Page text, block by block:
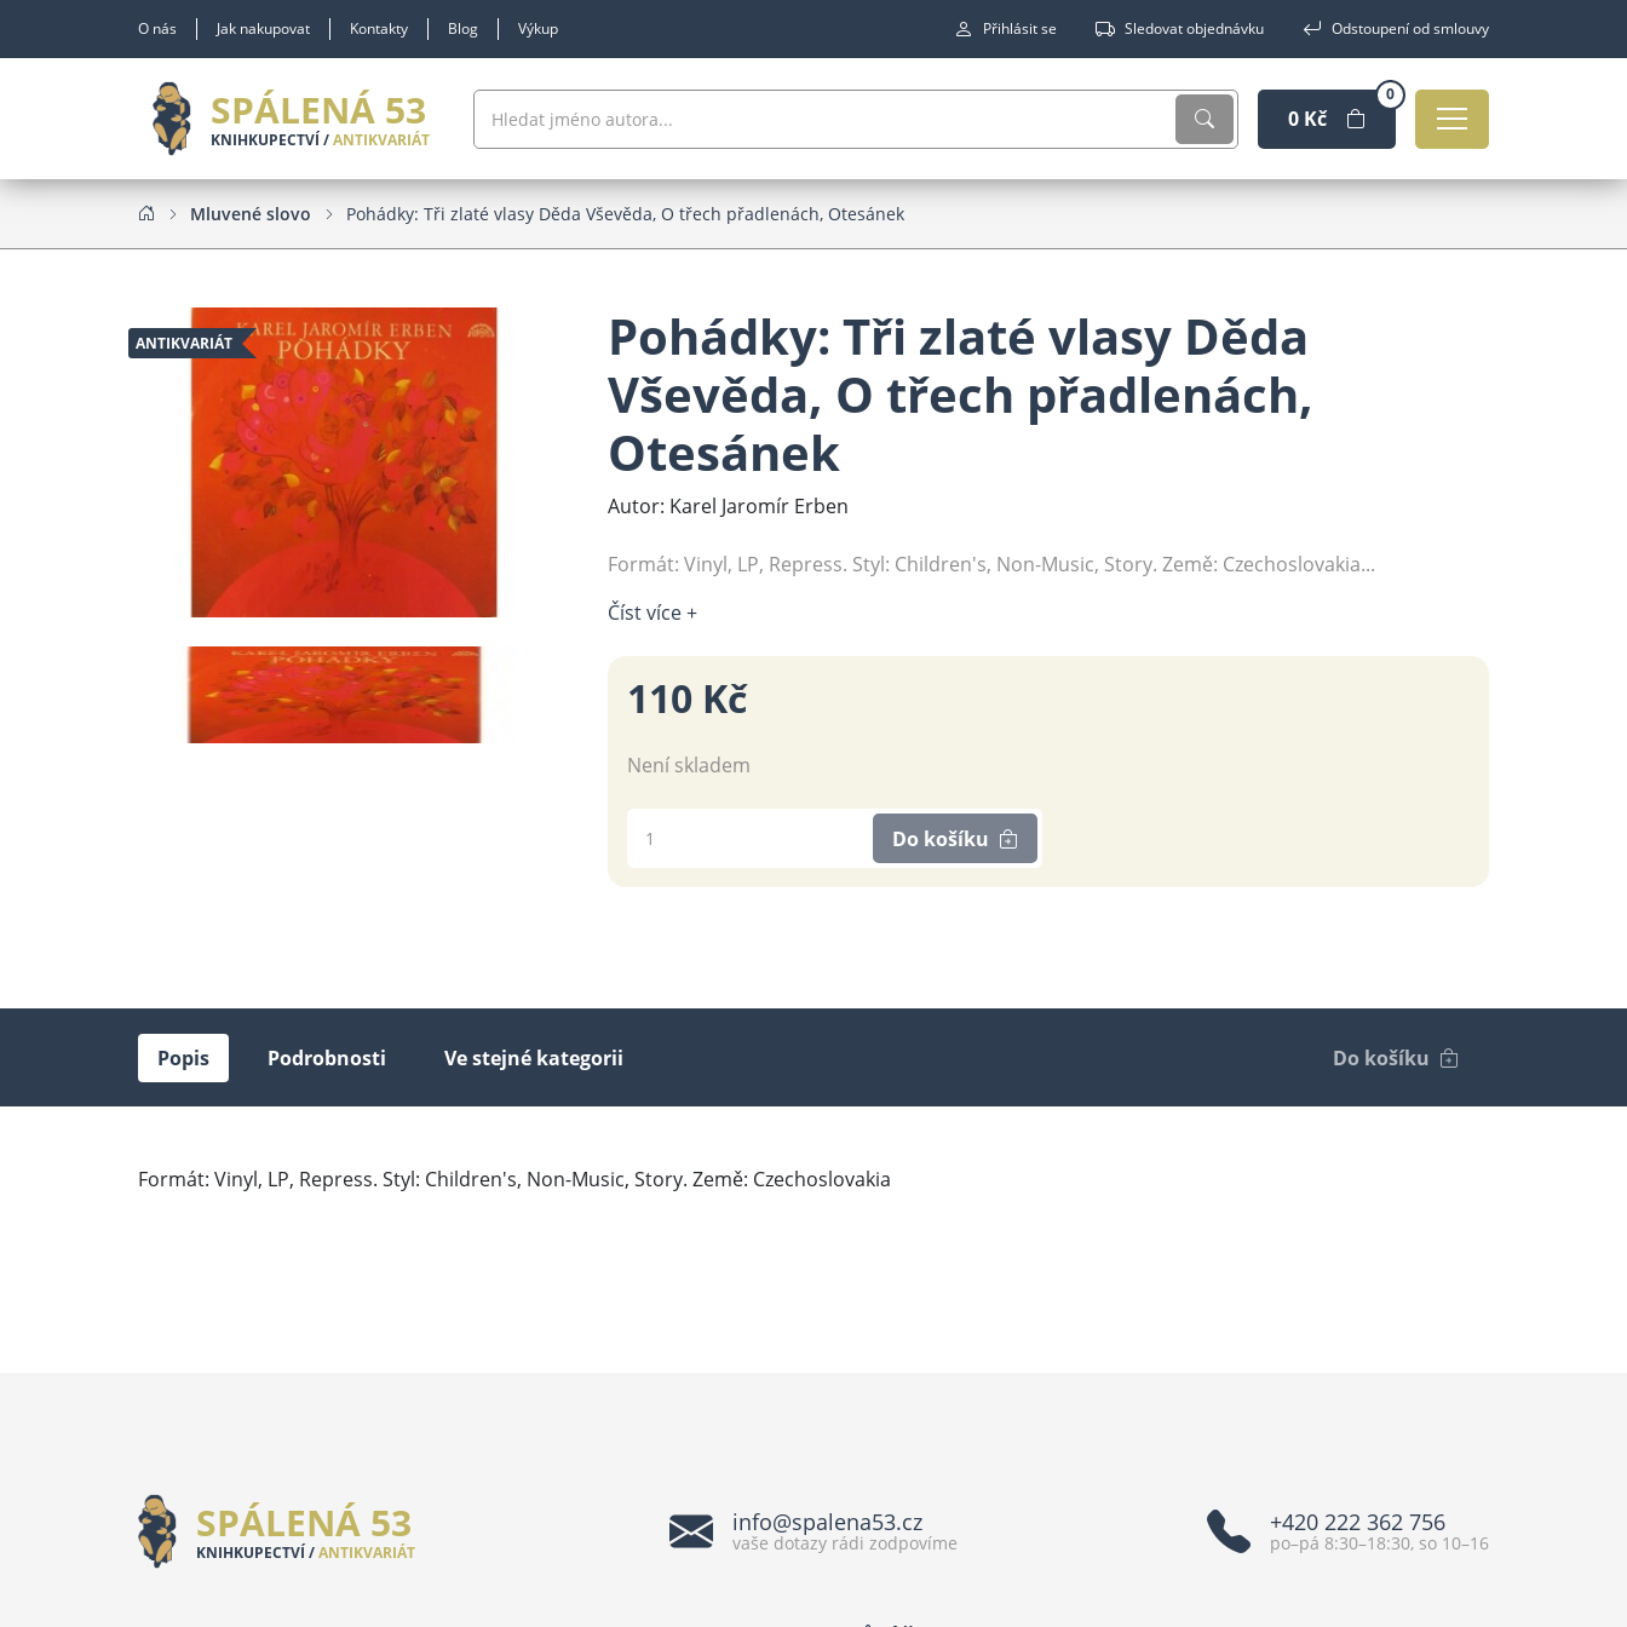
O nás Jak nakupovat Kontakty Blog Výkup Přihlásit se Sledovat objednávku Odstoupení od smlouvy
SPÁLENÁ 53
KNIHKUPECTVÍ /ANTIKVARIÁT
0 Kč
0
Mluvené slovo Pohádky: Tři zlaté vlasy Děda Vševěda, O třech přadlenách, Otesánek
ANTIKVARIÁT
Pohádky: Tři zlaté vlasy Děda
Vševěda, O třech přadlenách,
Otesánek
Autor: Karel Jaromír Erben
Formát: Vinyl, LP, Repress. Styl: Children's, Non-Music, Story. Země: Czechoslovakia...
Číst více +
110 Kč
Není skladem
Do košíku
Popis Podrobnosti Ve stejné kategorii Do košíku
Formát: Vinyl, LP, Repress. Styl: Children's, Non-Music, Story. Země: Czechoslovakia
SPÁLENÁ 53
KNIHKUPECTVÍ /ANTIKVARIÁT
info@spalena53.cz
vaše dotazy rádi zodpovíme
+420 222 362 756
po–pá 8:30–18:30, so 10–16